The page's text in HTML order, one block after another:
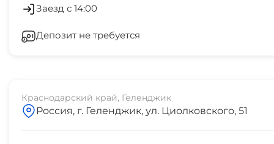
Гладильные принадлежности
Шезлонги/лежаки
Заезд с 14:00
Депозит не требуется
Краснодарский край, Геленджик
Россия, г. Геленджик, ул. Циолковского, 51